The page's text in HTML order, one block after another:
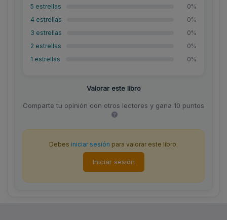
5 estrellas
0%
4 estrellas
0%
3 estrellas
0%
2 estrellas
0%
1 estrellas
0%
Valorar este libro
Comparte tu opinión con otros lectores y gana 10 puntos
Debes iniciar sesión para valorar este libro.
Iniciar sesión